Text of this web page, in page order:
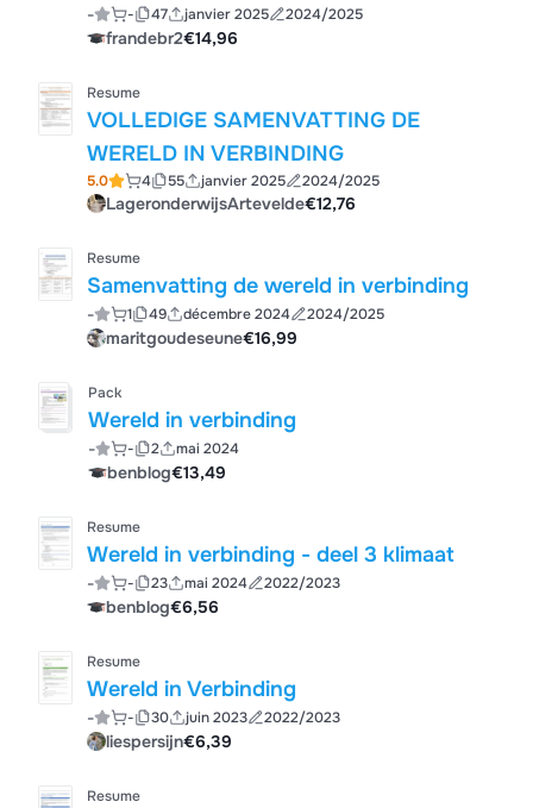
- - 47 janvier 2025 2024/2025
frandebr2€14,96
Resume
VOLLEDIGE SAMENVATTING DE
WERELD IN VERBINDING
5.0 4 55 janvier 2025 2024/2025
LageronderwijsArtevelde€12,76
Resume
Samenvatting de wereld in verbinding
- 1 49 décembre 2024 2024/2025
maritgoudeseune€16,99
Pack
Wereld in verbinding
- - 2 mai 2024
benblog€13,49
Resume
Wereld in verbinding - deel 3 klimaat
- - 23 mai 2024 2022/2023
benblog€6,56
Resume
Wereld in Verbinding
- - 30 juin 2023 2022/2023
liespersijn€6,39
Resume